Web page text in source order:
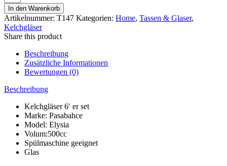
Elysia
Kelchgläser
6'
er
set
T147
Menge
In den Warenkorb
Artikelnummer: T147 Kategorien: Home, Tassen & Glaser,
Kelchgläser
Share this product
Beschreibung
Zusätzliche Informationen
Bewertungen (0)
Beschreibung
Kelchgläser 6′ er set
Marke: Pasabahce
Model: Elysia
Volum:500cc
Spülmaschine geeignet
Glas